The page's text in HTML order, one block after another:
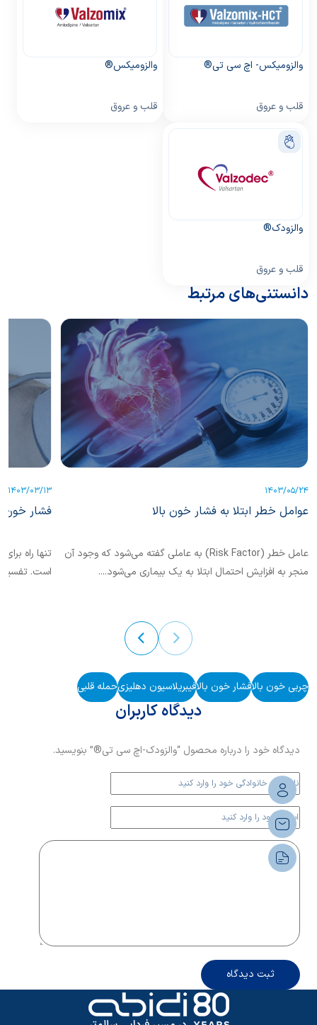
والزومیکس- اچ سی تی®
قلب و عروق
والزومیکس®
قلب و عروق
والزودک®
قلب و عروق
دانستنی‌های مرتبط
1403/05/24
عوامل خطر ابتلا به فشار خون بالا
عامل خطر (Risk Factor) به عاملی گفته می‌شود که وجود آن
منجر به افزایش احتمال ابتلا به یک بیماری می‌شود....
1403/03/13
فشار‌ خون
تنها راه
است. تفسیر
چربی خون بالافشار خون بالافیبریلاسیون دهلیزیحمله قلبی
دیدگاه کاربران
دیدگاه خود را درباره محصول “والزودک-اچ سی تی®” بنویسید.
ثبت دیدگاه